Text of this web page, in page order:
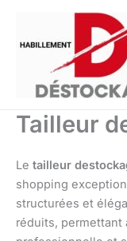
contenu
Tailleur
Le tailleur
shopping
structurées et
réduits,